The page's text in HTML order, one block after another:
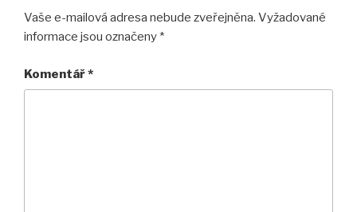
Vaše e-mailová adresa nebude zveřejněna. Vyžadované
informace jsou označeny *
Komentář*